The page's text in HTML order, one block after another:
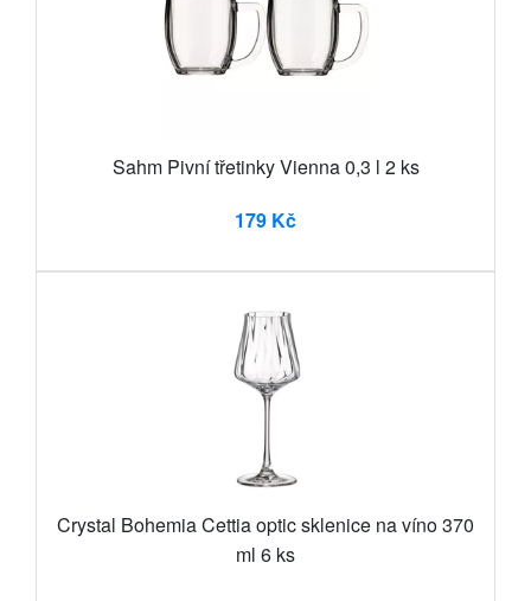
Sahm Pivní třetinky Vienna 0,3 l 2 ks
179 Kč
Crystal Bohemia Cettia optic sklenice na víno 370
ml 6 ks